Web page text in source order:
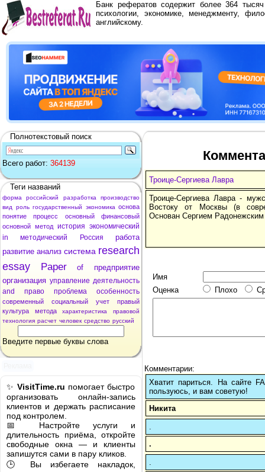
Банк рефератов содержит более 364
психологии, экономике, менеджменту,
английскому.
Полнотекстовый поиск
Всего работ: 364139
Теги названий
форма российский разработка
производство
вид
роль государственный экономика основа
понятие
процесс основный
финансовый
основной метод история экономический
in
методический Россия
работа
развитие анализ система research
essay
Paper of
предприятие
организация управление деятельность
and
право проблема особенность
современный социальный учет
правый
культура
метода характеристика
правовой
технология расчет человек средство русский
Введите первые буквы слова
✨ VisitTime.ru помогает быстро
организовать онлайн-запись
клиентов и держать расписание
под контролем.
📅 Настройте услуги и
длительность приёма, откройте
свободные окна — и клиенты
запишутся сами в пару кликов.
🕒 Вы избегаете накладок,
Троице-Сергиева Лавра
Троице-Сергиева Лавра -
Востоку от Москвы (в
Основан Сергием
Имя
Оценка
Плохо
Комментарии:
Хватит париться. На сайте
пользуюсь, и вам советую!
Никита
.